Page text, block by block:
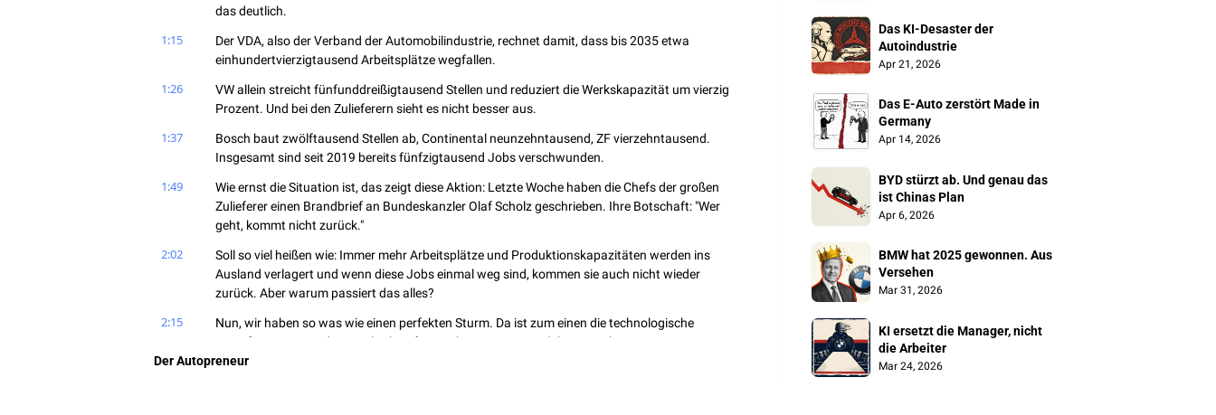
das deutlich.
1:15
Der VDA, also der Verband der Automobilindustrie, rechnet damit, dass bis 2035 etwa
einhundertvierzigtausend Arbeitsplätze wegfallen.
1:26
VW allein streicht fünfunddreißigtausend Stellen und reduziert die Werkskapazität um vierzig
Prozent. Und bei den Zulieferern sieht es nicht besser aus.
1:37
Bosch baut zwölftausend Stellen ab, Continental neunzehntausend, ZF vierzehntausend.
Insgesamt sind seit 2019 bereits fünfzigtausend Jobs verschwunden.
1:49
Wie ernst die Situation ist, das zeigt diese Aktion: Letzte Woche haben die Chefs der großen
Zulieferer einen Brandbrief an Bundeskanzler Olaf Scholz geschrieben. Ihre Botschaft: "Wer
geht, kommt nicht zurück."
2:02
Soll so viel heißen wie: Immer mehr Arbeitsplätze und Produktionskapazitäten werden ins
Ausland verlagert und wenn diese Jobs einmal weg sind, kommen sie auch nicht wieder
zurück. Aber warum passiert das alles?
2:15
Nun, wir haben so was wie einen perfekten Sturm. Da ist zum einen die technologische
Transformation, und zwar gleich auf zwei Ebenen. Der Wandel vom Verbrenner zum E-Motor
reduziert den Personalbedarf dramatisch.
Der Autopreneur
Das KI-Desaster der
Autoindustrie
Apr 21, 2026
Das E-Auto zerstört Made in
Germany
Apr 14, 2026
BYD stürzt ab. Und genau das
ist Chinas Plan
Apr 6, 2026
BMW hat 2025 gewonnen. Aus
Versehen
Mar 31, 2026
KI ersetzt die Manager, nicht
die Arbeiter
Mar 24, 2026